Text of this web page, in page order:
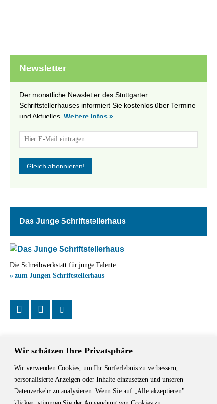
Wir schätzen Ihre Privatsphäre
Wir verwenden Cookies, um Ihr Surferlebnis zu verbessern,
personalisierte Anzeigen oder Inhalte einzusetzen und unseren
Datenverkehr zu analysieren. Wenn Sie auf „Alle akzeptieren"
klicken, stimmen Sie der Anwendung von Cookies zu.
Newsletter
Der monatliche Newsletter des Stuttgarter
Schriftstellerhauses informiert Sie kostenlos über Termine
und Aktuelles. Weitere Infos »
Das Junge Schriftstellerhaus
Die Schreibwerkstatt für junge Talente
» zum Jungen Schriftstellerhaus
Das Schriftstellerhaus ist ein beliebter Treffpunkt für Autorinnen und
Autoren aus Stuttgart und der Region sowie ein Veranstaltungsort für
Lesungen, Tagungen und Schreibwerkstätten.